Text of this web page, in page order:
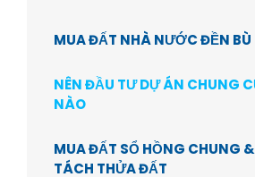
MUA ĐẤT NHÀ NƯỚC ĐỀN BÙ
NÊN ĐẦU TƯ DỰ ÁN CHUNG
NÀO
MUA ĐẤT SỔ HỒNG CHUNG
TÁCH THỬA ĐẤT